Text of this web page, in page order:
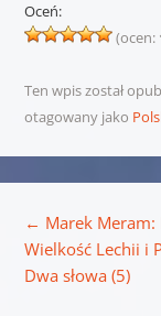
Oceń:
(ocen:
Ten wpis został
otagowany jako
← Marek Meram:
Wielkość Lechii i
Dwa słowa (5)